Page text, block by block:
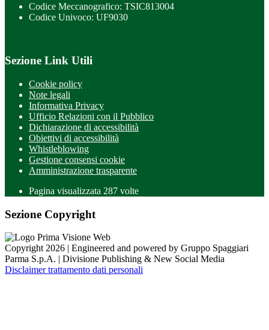
Codice Meccanografico: TSIC813004
Codice Univoco: UF9030
Sezione Link Utili
Cookie policy
Note legali
Informativa Privacy
Ufficio Relazioni con il Pubblico
Dichiarazione di accessibilità
Obiettivi di accessibilità
Whistleblowing
Gestione consensi cookie
Amministrazione trasparente
Pagina visualizzata 287 volte
Sezione Copyright
Copyright 2026 | Engineered and powered by Gruppo Spaggiari
Parma S.p.A. | Divisione Publishing & New Social Media
Disclaimer trattamento dati personali